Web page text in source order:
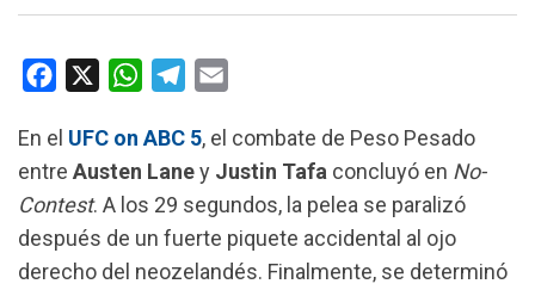
c
e
b
o
o
W
a
s
A
p
e
g
r
a
a
i
l
En el UFC on ABC 5, el combate de Peso Pesado
entre Austen Laney Justin Tafa concluyó en No-
Contest. A los 29 segundos, la pelea se paralizó
después de un fuerte piquete accidental al ojo
derecho del neozelandés. Finalmente, se determinó